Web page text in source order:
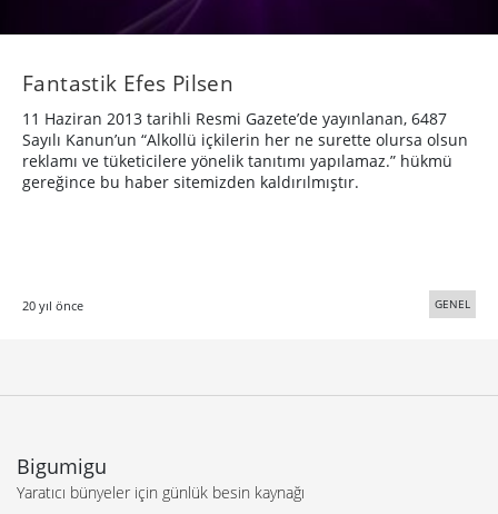
Fantastik Efes Pilsen
​11 Haziran 2013 tarihli Resmi Gazete’de yayınlanan, 6487
Sayılı Kanun’un “Alkollü içkilerin her ne surette olursa olsun
reklamı ve tüketicilere yönelik tanıtımı yapılamaz.” hükmü
gereğince bu haber sitemizden kaldırılmıştır.
20 yıl önce GENEL
Bigumigu
Yaratıcı bünyeler için günlük besin kaynağı